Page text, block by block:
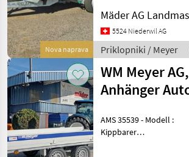
(27)
MARKETPLACE
Marketplace
Ponudbe
trgovcev
Mali
Nova naprava
x 1000 mm - Höhe ab
Boden: 660 mm -
Ges.Gewicht : 3500 kg -
Mäder AG
5524 Niederwil AG
Priklopniki / Meyer
WM Meyer AG,
Anhänger
AMS 35539 - Modell :
Kippbarer